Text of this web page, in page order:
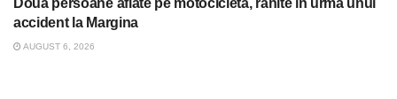
Două persoane aflate pe motocicletă, rănite în urma unui
accident la Margina
AUGUST 6, 2026